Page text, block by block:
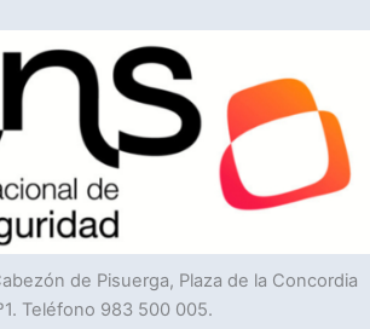
de Pisuerga, Plaza de la Concordia
Teléfono 983 500 005.